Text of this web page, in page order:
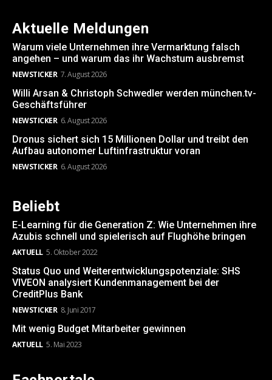
Aktuelle Meldungen
Warum viele Unternehmen ihre Vermarktung falsch
angehen – und warum das ihr Wachstum ausbremst
NEWSTICKER 7. August 2026
Willi Arsan & Christoph Schwedler werden münchen.tv-
Geschäftsführer
NEWSTICKER 6. August 2026
Dronus sichert sich 15 Millionen Dollar und treibt den
Aufbau autonomer Luftinfrastruktur voran
NEWSTICKER 6. August 2026
Beliebt
E-Learning für die Generation Z: Wie Unternehmen ihre
Azubis schnell und spielerisch auf Flughöhe bringen
AKTUELL 5. Oktober 2022
Status Quo und Weiterentwicklungspotenziale: SHS
VIVEON analysiert Kundenmanagement bei der
CreditPlus Bank
NEWSTICKER 8. Juni 2017
Mit wenig Budget Mitarbeiter gewinnen
AKTUELL 5. Mai 2023